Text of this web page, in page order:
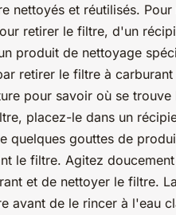
nettoyés et réutilisés.
retirer le filtre, d'un
produit de nettoyage
retirer le filtre à
pour savoir où se
placez-le dans un
quelques gouttes de
le filtre. Agitez
et de nettoyer le filtre.
avant de le rincer à l'eau